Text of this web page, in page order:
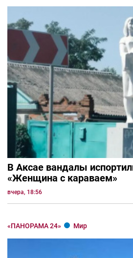
В Аксае вандалы
«Женщина с караваем»
вчера, 18:56
«ПАНОРАМА 24» Мир